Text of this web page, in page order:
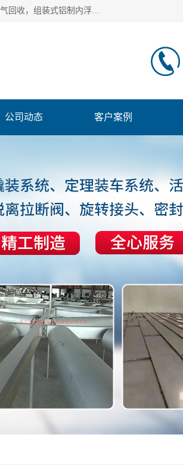
连云港爱德石化机械有限公司主要产品有：鹤管、旋转接头、密封圈、输油臂、储运定量装车系统及油气回收，组装式铝制内浮盘及油罐附件、钢结构栈桥/平台、活动梯、紧急脱离拉断阀等。完备的制造和检测手段以及高素质的员工确保了产品的质量。
公司动态 客户案例